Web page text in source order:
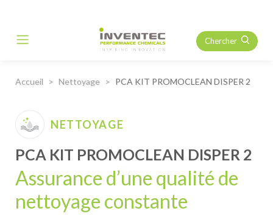
Main Navigation Chercher
Accueil Nettoyage PCA KIT PROMOCLEAN DISPER 2
NETTOYAGE
PCA KIT PROMOCLEAN DISPER 2
Assurance d’une qualité de
nettoyage constante